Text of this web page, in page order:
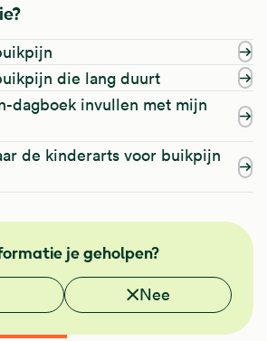
die lang duurt
dagboek invullen met mijn
de kinderarts voor buikpijn
je geholpen?
nuttig? Nee